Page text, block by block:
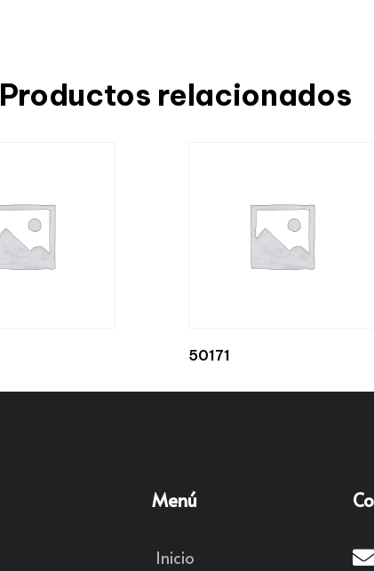
Productos relacionados
50171
Menú
Inicio